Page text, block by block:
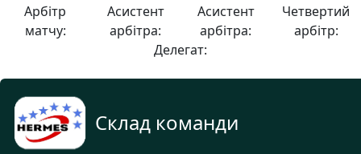
Арбітр
матчу:
Асистент
арбітра:
Асистент
арбітра:
Четвертий
арбітр:
Делегат:
Склад команди